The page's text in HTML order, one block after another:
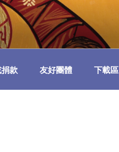
款 友好團體 下載區